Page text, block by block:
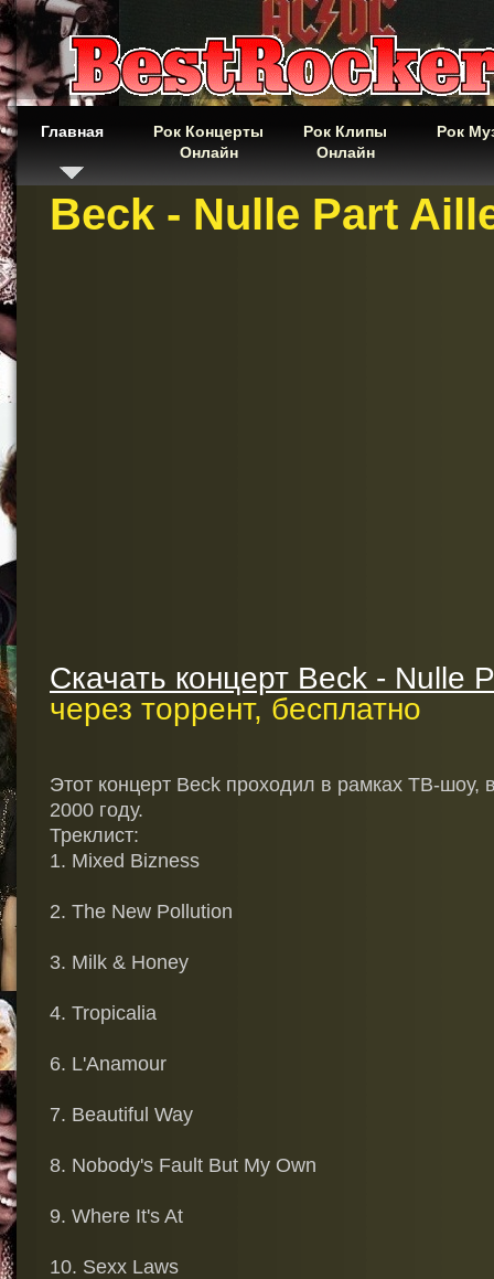
Главная
Рок Концерты
Онлайн
Рок Клипы
Онлайн
Рок
Beck - Nulle Part
Скачать концерт Beck - Nulle
через торрент, бесплатно
Этот концерт Beck проходил в рамках ТВ-шоу,
2000 году.
Треклист:
1. Mixed Bizness
2. The New Pollution
3. Milk & Honey
4. Tropicalia
6. L'Anamour
7. Beautiful Way
8. Nobody's Fault But My Own
9. Where It's At
10. Sexx Laws